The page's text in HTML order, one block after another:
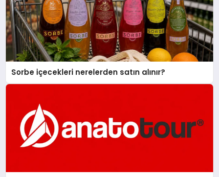
Sorbe içecekleri nerelerden satın alınır?